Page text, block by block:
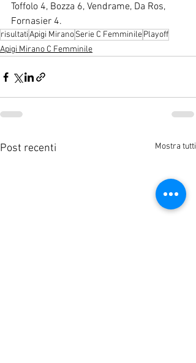
Toffolo 4, Bozza 6, Vendrame, Da Ros,
Fornasier 4.
risultatiApigi MiranoSerie C FemminilePlayoff
Apigi Mirano C Femminile
Post recenti Mostra tutti